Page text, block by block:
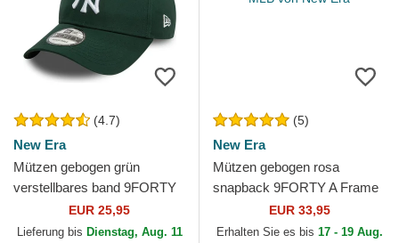
(4.7)
New Era
Mützen gebogen grün
verstellbares band 9FORTY
League Essential der New
York Yankees MLB von New
EUR 25,95
Lieferung bis Dienstag, Aug. 11
(5)
New Era
Mützen gebogen rosa
snapback 9FORTY A Frame
Floral der New York Yankees
MLB von New Era
EUR 33,95
Erhalten Sie es bis 17 - 19 Aug.